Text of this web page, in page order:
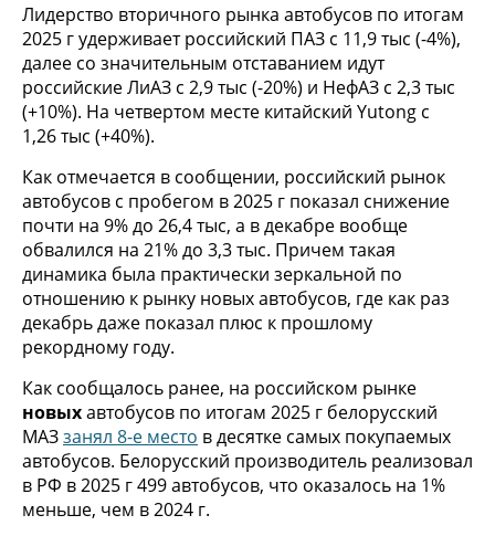
Лидерство вторичного рынка автобусов по итогам
2025 г удерживает российский ПАЗ с 11,9 тыс (-4%),
далее со значительным отставанием идут
российские ЛиАЗ с 2,9 тыс (-20%) и НефАЗ с 2,3 тыс
(+10%). На четвертом месте китайский Yutong с
1,26 тыс (+40%).
Как отмечается в сообщении, российский рынок
автобусов с пробегом в 2025 г показал снижение
почти на 9% до 26,4 тыс, а в декабре вообще
обвалился на 21% до 3,3 тыс. Причем такая
динамика была практически зеркальной по
отношению к рынку новых автобусов, где как раз
декабрь даже показал плюс к прошлому
рекордному году.
Как сообщалось ранее, на российском рынке
новыхавтобусов по итогам 2025 г белорусский
МАЗзанял 8-е место в десятке самых покупаемых
автобусов. Белорусский производитель реализовал
в РФ в 2025 г 499 автобусов, что оказалось на 1%
меньше, чем в 2024 г.